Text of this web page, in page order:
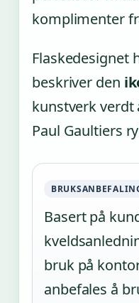
komplimenter
Flaskedesignet
beskriver den
kunstverk verdt
Paul Gaultiers
Basert på
bruk på
anbefales å